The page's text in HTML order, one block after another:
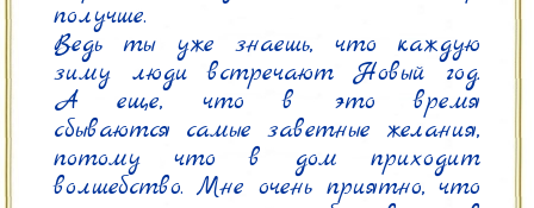
получше.
Ведь ты уже знаешь, что каждую
зиму люди встречают Новый год.
А еще, что в это время
сбываются самые заветные желания,
потому что в дом приходит
волшебство. Мне очень приятно, что